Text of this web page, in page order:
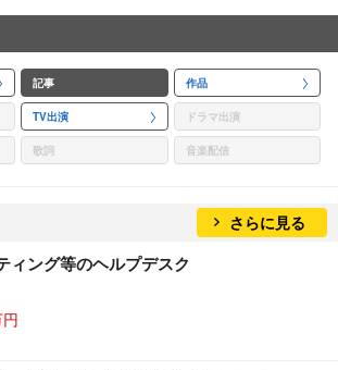
記事 作品
TV出演 ドラマ出演
歌詞 音楽配信
さらに見る
ィング等のヘルプデスク